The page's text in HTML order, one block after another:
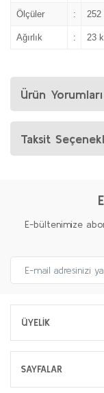
Ölçüler : 252
Ağırlık : 23
Ürün Yorumları
Taksit
E-bültenimize
ÜYELİK
SAYFALAR